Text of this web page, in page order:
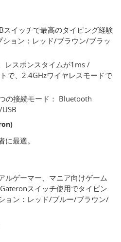
スイッチで最高のタイピング経験
ション：レッド/ブラウン/ブラッ
レスポンスタイムが1ms /
で、2.4GHzワイヤレスモードで
の接続モード： Bluetooth
最適。
ルゲーマー、マニア向けゲーム
スイッチ使用でタイピン
ョン：レッド/ブルー/ブラウン/